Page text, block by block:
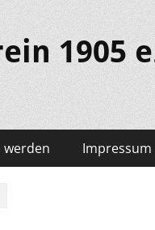
1905
werden